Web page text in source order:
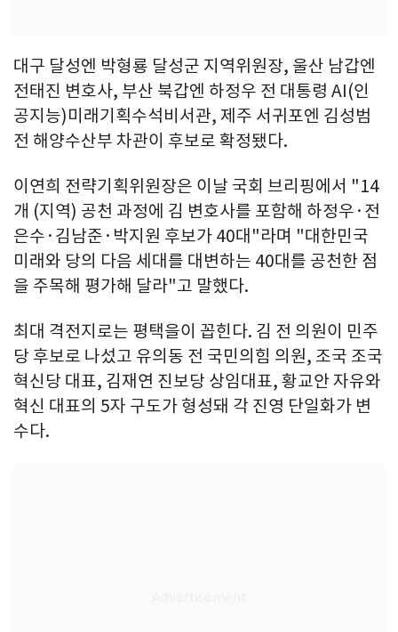
대구 달성엔 박형룡 달성군 지역위원장, 울산 남갑엔
전태진 변호사, 부산 북갑엔 하정우 전 대통령 AI(인
공지능)미래기획수석비서관, 제주 서귀포엔 김성범
전 해양수산부 차관이 후보로 확정됐다.
이연희 전략기획위원장은 이날 국회 브리핑에서 "14
개 (지역) 공천 과정에 김 변호사를 포함해 하정우·전
은수·김남준·박지원 후보가 40대"라며 "대한민국
미래와 당의 다음 세대를 대변하는 40대를 공천한 점
을 주목해 평가해 달라"고 말했다.
최대 격전지로는 평택을이 꼽힌다. 김 전 의원이 민주
당 후보로 나섰고 유의동 전 국민의힘 의원, 조국 조국
혁신당 대표, 김재연 진보당 상임대표, 황교안 자유와
혁신 대표의 5자 구도가 형성돼 각 진영 단일화가 변
수다.